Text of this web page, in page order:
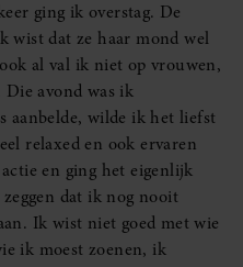
ging ik overstag. De
wist dat ze haar mond wel
al val ik niet op vrouwen,
avond was ik
aanbelde, wilde ik het liefst
relaxed en ook ervaren
en ging het eigenlijk
dat ik nog nooit
Ik wist niet goed met wie
ik moest zoenen, ik